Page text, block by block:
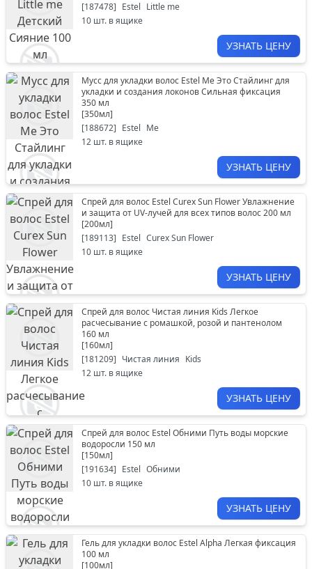
[187478] Estel Little me
10 шт. в ящике
УЗНАТЬ ЦЕНУ
Мусс для укладки волос Estel Me Это Стайлинг для
укладки и создания локонов Сильная фиксация
350 мл
[350мл]
[188672] Estel Me
12 шт. в ящике
УЗНАТЬ ЦЕНУ
Спрей для волос Estel Curex Sun Flower Увлажнение
и защита от UV-лучей для всех типов волос 200 мл
[200мл]
[189113] Estel Curex Sun Flower
10 шт. в ящике
УЗНАТЬ ЦЕНУ
Спрей для волос Чистая линия Kids Легкое
расчесывание с ромашкой, розой и пантенолом
160 мл
[160мл]
[181209] Чистая линия Kids
12 шт. в ящике
УЗНАТЬ ЦЕНУ
Спрей для волос Estel Обними Путь воды морские
водоросли 150 мл
[150мл]
[191634] Estel Обними
10 шт. в ящике
УЗНАТЬ ЦЕНУ
Гель для укладки волос Estel Alpha Легкая фиксация
100 мл
[100мл]